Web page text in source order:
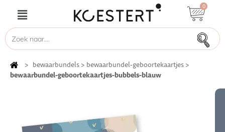
0
> bewaarbundels > bewaarbundel-geboortekaartjes >
bewaarbundel-geboortekaartjes-bubbels-blauw